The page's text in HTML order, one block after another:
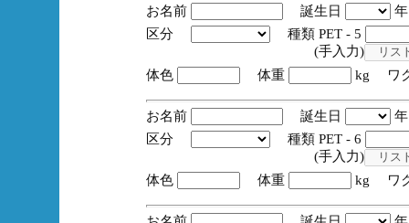
お名前 誕生日
区分
種類 PET - 5
(手入力)
体色
体重 kg ワ
お名前 誕生日
区分
種類 PET - 6
(手入力)
体色
体重 kg ワ